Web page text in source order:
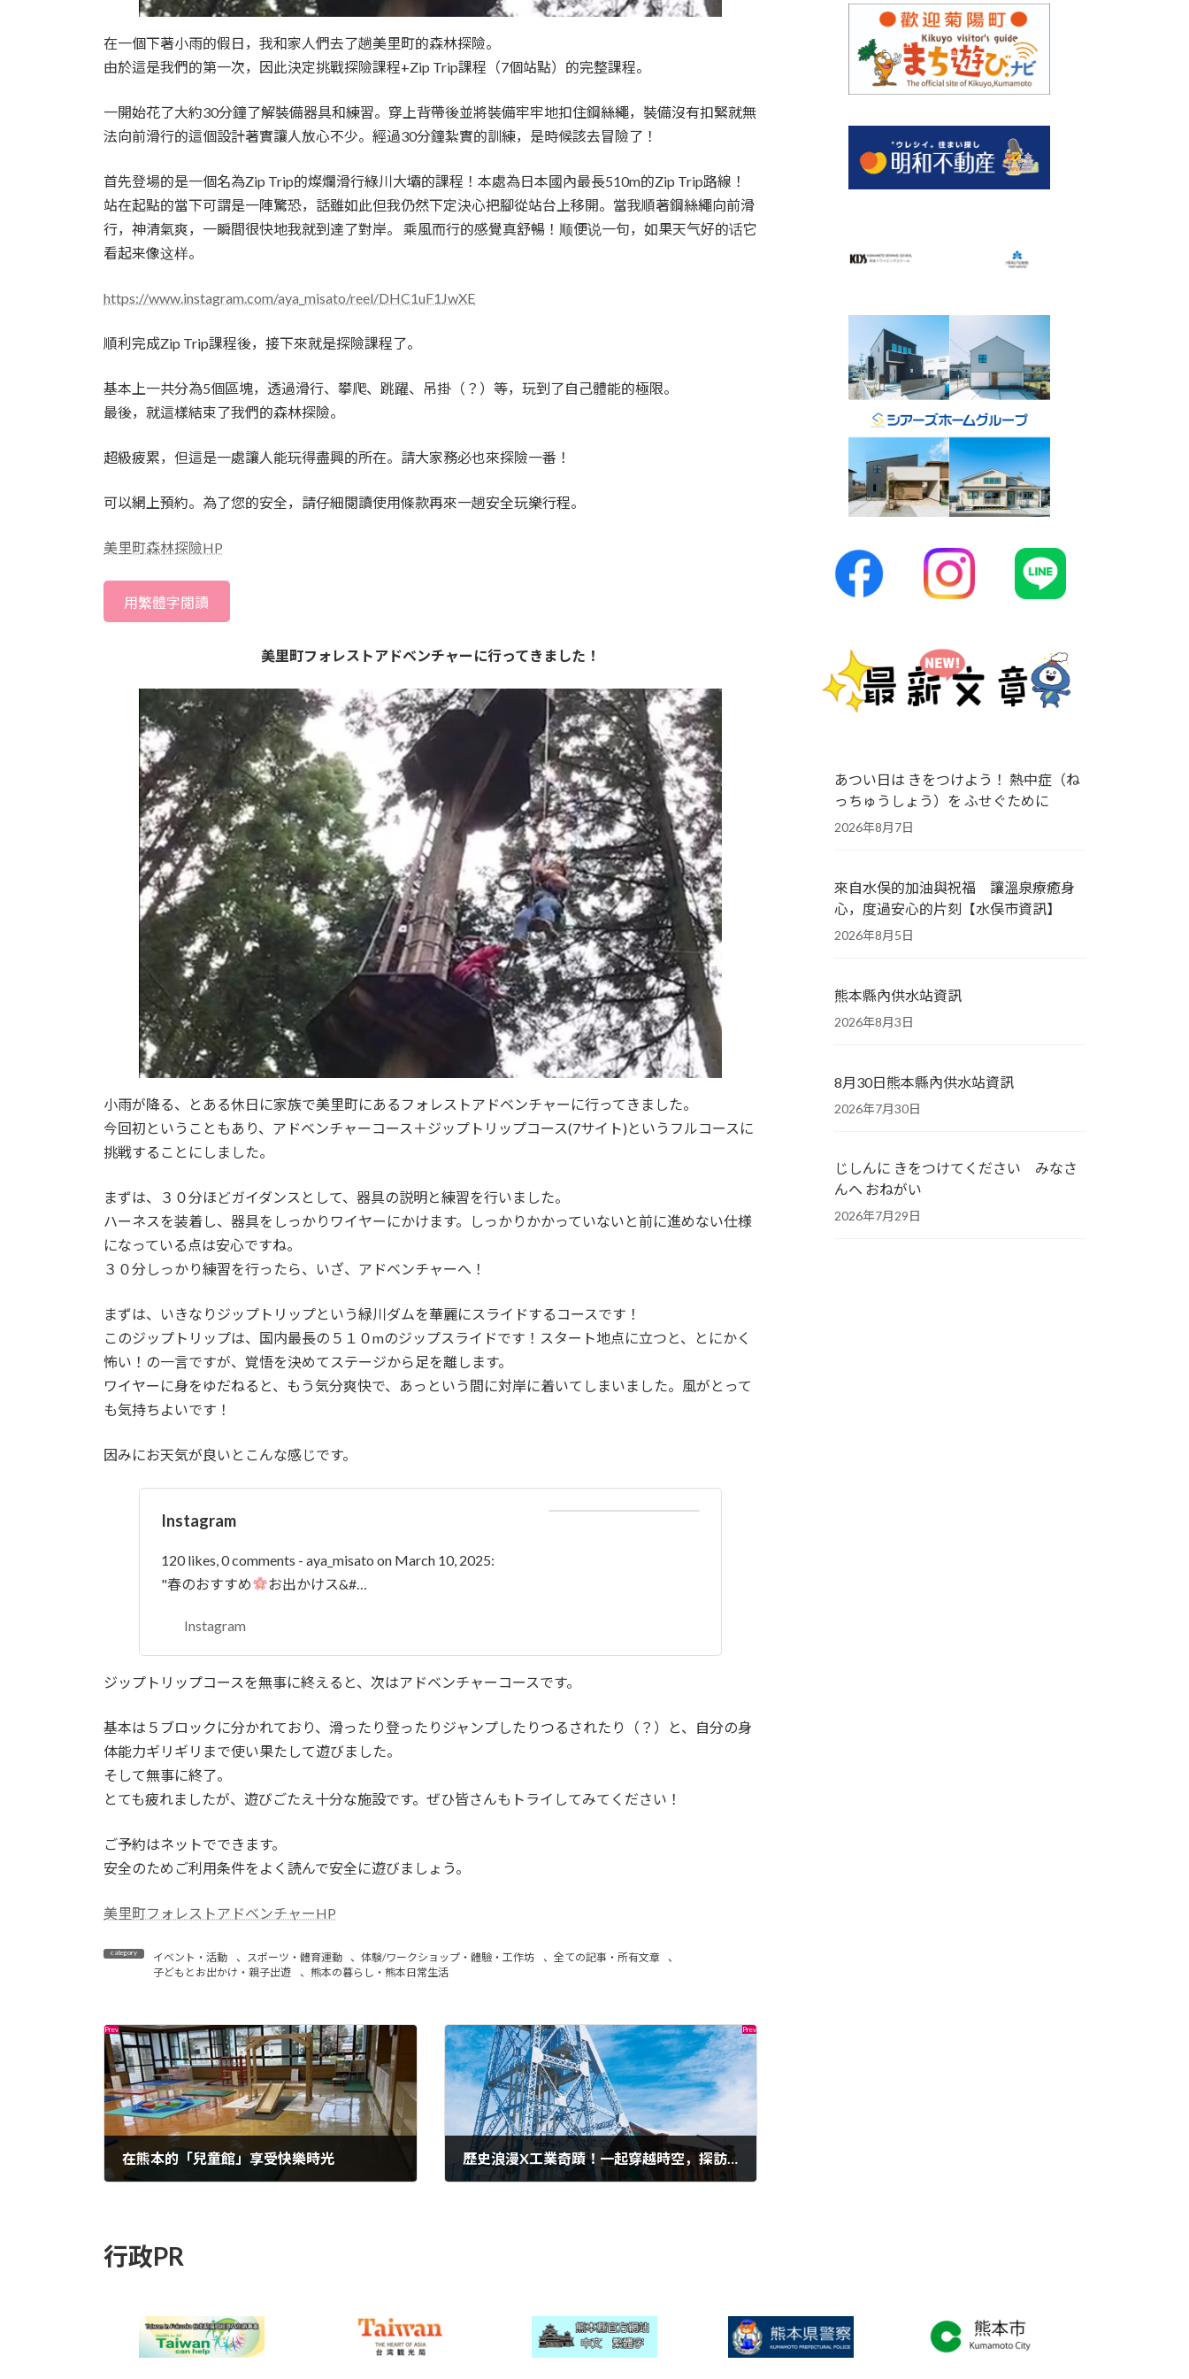
在一個下著小雨的假日，我和家人們去了趟美里町的森林探險。
由於這是我們的第一次，因此決定挑戰探險課程+Zip Trip課程（7個站點）的完整課程。
一開始花了大約30分鐘了解裝備器具和練習。穿上背帶後並將裝備牢牢地扣住鋼絲繩，裝備沒有扣緊就無
法向前滑行的這個設計著實讓人放心不少。經過30分鐘紮實的訓練，是時候該去冒險了！
首先登場的是一個名為Zip Trip的燦爛滑行綠川大壩的課程！本處為日本國內最長510m的Zip Trip路線！
站在起點的當下可謂是一陣驚恐，話雖如此但我仍然下定決心把腳從站台上移開。當我順著鋼絲繩向前滑
行，神清氣爽，一瞬間很快地我就到達了對岸。 乘風而行的感覺真舒暢！顺便说一句，如果天气好的话它
看起来像这样。
https://www.instagram.com/aya_misato/reel/DHC1uF1JwXE
順利完成Zip Trip課程後，接下來就是探險課程了。
基本上一共分為5個區塊，透過滑行、攀爬、跳躍、吊掛（？）等，玩到了自己體能的極限。
最後，就這樣結束了我們的森林探險。
超級疲累，但這是一處讓人能玩得盡興的所在。請大家務必也來探險一番！
可以網上預約。為了您的安全，請仔細閱讀使用條款再來一趟安全玩樂行程。
美里町森林探險HP
用繁體字閱讀
美里町フォレストアドベンチャーに行ってきました！
小雨が降る、とある休日に家族で美里町にあるフォレストアドベンチャーに行ってきました。
今回初ということもあり、アドベンチャーコース＋ジップトリップコース(7サイト)というフルコースに
挑戦することにしました。
まずは、３０分ほどガイダンスとして、器具の説明と練習を行いました。
ハーネスを装着し、器具をしっかりワイヤーにかけます。しっかりかかっていないと前に進めない仕様
になっている点は安心ですね。
３０分しっかり練習を行ったら、いざ、アドベンチャーへ！
まずは、いきなりジップトリップという緑川ダムを華麗にスライドするコースです！
このジップトリップは、国内最長の５１０mのジップスライドです！スタート地点に立つと、とにかく
怖い！の一言ですが、覚悟を決めてステージから足を離します。
ワイヤーに身をゆだねると、もう気分爽快で、あっという間に対岸に着いてしまいました。風がとって
も気持ちよいです！
因みにお天気が良いとこんな感じです。
Instagram
120 likes, 0 comments - aya_misato on March 10, 2025:
"春のおすすめ
お出かけス&#…
Instagram
ジップトリップコースを無事に終えると、次はアドベンチャーコースです。
基本は５ブロックに分かれており、滑ったり登ったりジャンプしたりつるされたり（？）と、自分の身
体能力ギリギリまで使い果たして遊びました。
そして無事に終了。
とても疲れましたが、遊びごたえ十分な施設です。ぜひ皆さんもトライしてみてください！
ご予約はネットでできます。
安全のためご利用条件をよく読んで安全に遊びましょう。
美里町フォレストアドベンチャーHP
イベント・活動 、 スポーツ・體育運動 、体験/ワークショップ・體驗‧工作坊 、 全ての記事・所有文章
、
子どもとお出かけ・親子出遊
、 熊本の暮らし・熊本日常生活
在熊本的「兒童館」享受快樂時光 歷史浪漫X工業奇蹟！一起穿越時空，探訪熊本荒尾的「萬田坑」吧！
あつい日は きをつけよう！ 熱中症（ね
っちゅうしょう）を ふせぐために
2026年8月7日
來自水俣的加油與祝福 讓溫泉療癒身
心，度過安心的片刻【水俣市資訊】
2026年8月5日
熊本縣內供水站資訊
2026年8月3日
8月30日熊本縣內供水站資訊
2026年7月30日
じしんに きをつけてください みなさ
んへ おねがい
2026年7月29日
行政PR